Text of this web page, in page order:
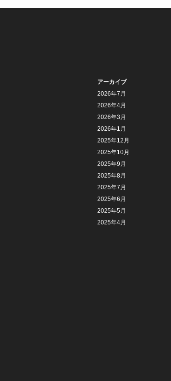
アーカイブ
2026年7月
2026年4月
2026年3月
2026年1月
2025年12月
2025年10月
2025年9月
2025年8月
2025年7月
2025年6月
2025年5月
2025年4月